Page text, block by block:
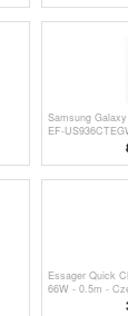
Samsung
EF-
Essager Quick
66W - 0.5m -